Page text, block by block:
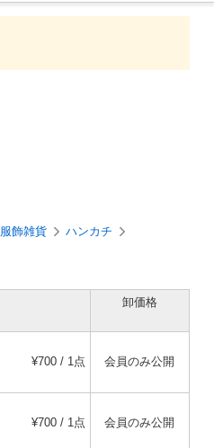
服飾雑貨
ハンカチ
卸価格
¥700 / 1点 会員のみ公開
¥700 / 1点 会員のみ公開